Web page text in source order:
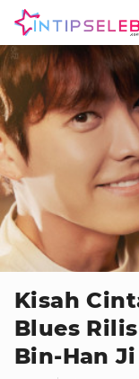
Kisah
Blues
Bin-Han